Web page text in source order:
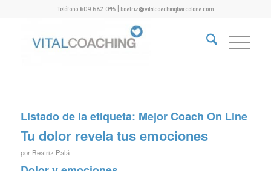
Teléfono 609 682 045 | beatriz@vitalcoachingbarcelona.com
Listado de la etiqueta: Mejor Coach On Line
Tu dolor revela tus emociones
por Beatriz Palá